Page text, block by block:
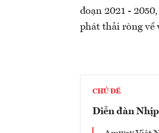
đoạn 2021 -
phát thải ròng về
CHỦ ĐỀ
Diễn đàn